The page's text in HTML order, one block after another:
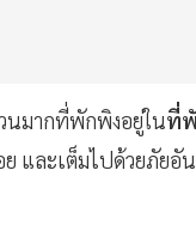
นมากที่พักพิงอยู่ในที่
และเต็มไปด้วยภัยอั